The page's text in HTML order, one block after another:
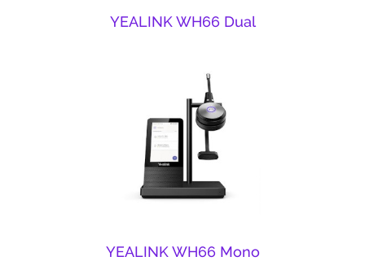
YEALINK WH66 Dual
YEALINK WH66 Mono